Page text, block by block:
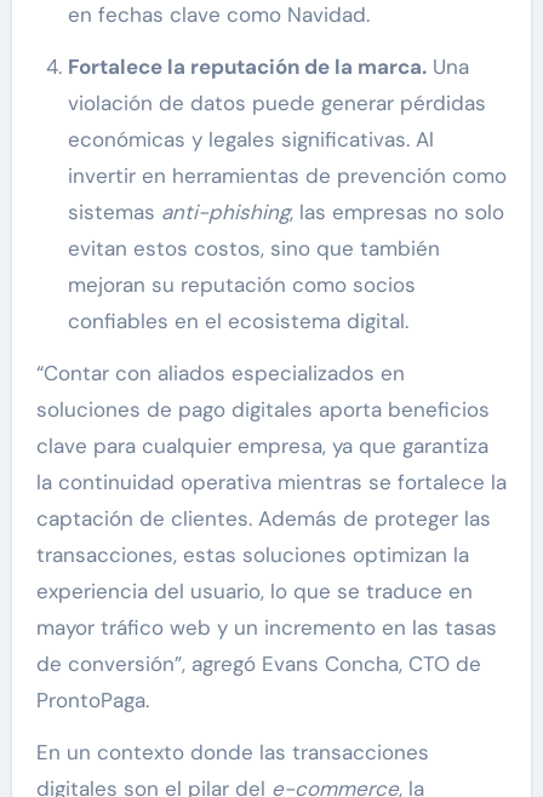
en fechas clave como Navidad.
Fortalece la reputación de la marca.Una
violación de datos puede generar pérdidas
económicas y legales significativas. Al
invertir en herramientas de prevención como
sistemas anti-phishing, las empresas no solo
evitan estos costos, sino que también
mejoran su reputación como socios
confiables en el ecosistema digital.
“Contar con aliados especializados en
soluciones de pago digitales aporta beneficios
clave para cualquier empresa, ya que garantiza
la continuidad operativa mientras se fortalece la
captación de clientes. Además de proteger las
transacciones, estas soluciones optimizan la
experiencia del usuario, lo que se traduce en
mayor tráfico web y un incremento en las tasas
de conversión”, agregó Evans Concha, CTO de
ProntoPaga.
En un contexto donde las transacciones
digitales son el pilar del e-commerce, la